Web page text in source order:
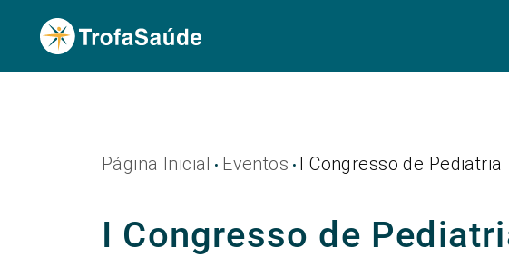
Página Inicial • Eventos • I Congresso de Pediatria
I Congresso de